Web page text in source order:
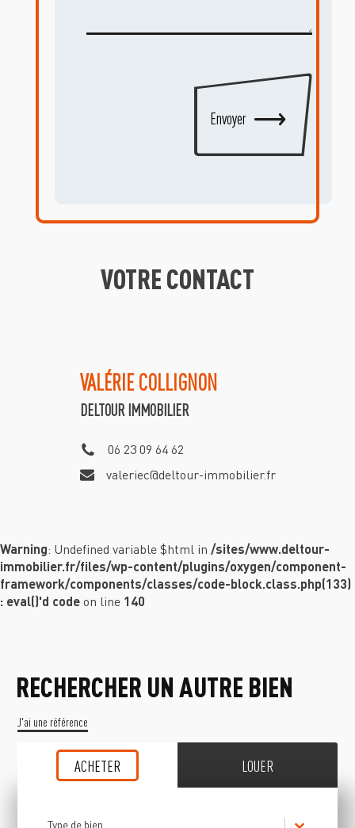
VOTRE CONTACT
VALÉRIECOLLIGNON
DELTOUR IMMOBILIER
06 23 09 64 62
valeriec@deltour-immobilier.fr
Warning: Undefined variable $html in /sites/www.deltour-
immobilier.fr/files/wp-content/plugins/oxygen/component-
framework/components/classes/code-block.class.php(133)
: eval()'d code on line 140
RECHERCHER UN AUTRE BIEN
ACHETER LOUER
J'ai une référence
Type de bien (Achat)
Sélectionnez le contenu